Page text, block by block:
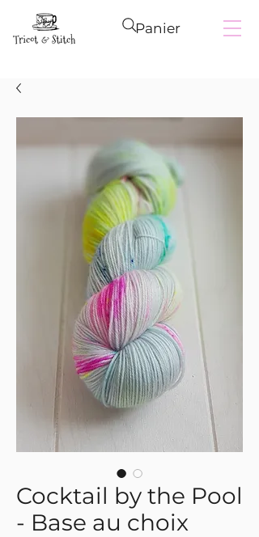
Panier
Cocktail by the Pool
- Base au choix